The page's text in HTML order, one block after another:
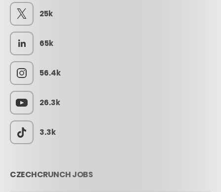
25k
65k
56.4k
26.3k
3.3k
CZECHCRUNCH JOBS